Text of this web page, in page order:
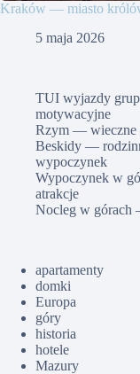
Kraków — miasto
5 maja 2026
TUI wyjazdy
motywacyjne
Rzym — wieczne
Beskidy —
wypoczynek
Wypoczynek w
atrakcje
Nocleg w górach
apartamenty
domki
Europa
góry
historia
hotele
Mazury